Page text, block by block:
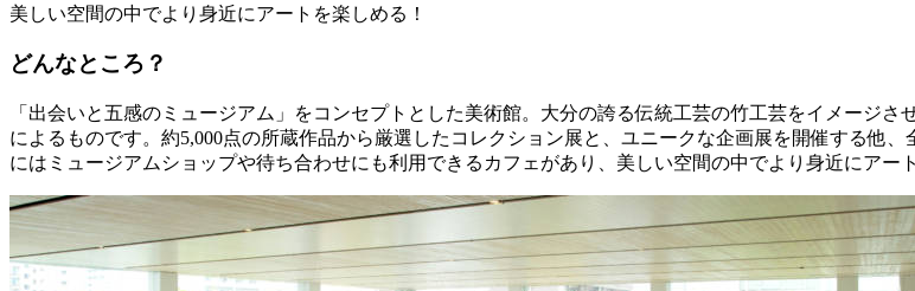
美しい空間の中でより身近にアートを楽しめる！
どんなところ？
「出会いと五感のミュージアム」をコンセプトとした美術館。大分の誇る伝統工芸の竹工芸をイメージ
によるものです。約5,000点の所蔵作品から厳選したコレクション展と、ユニークな企画展を開催する他
にはミュージアムショップや待ち合わせにも利用できるカフェがあり、美しい空間の中でより身近にアー